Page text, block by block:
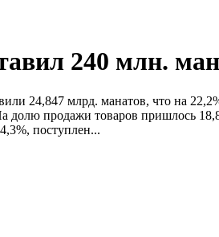
240 млн.
24,847 млрд. манатов, что на
продажи товаров пришлось
поступлен...